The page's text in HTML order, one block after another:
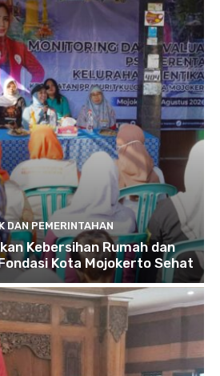
DAN PEMERINTAHAN
Kebersihan Rumah dan
Kota Mojokerto Sehat